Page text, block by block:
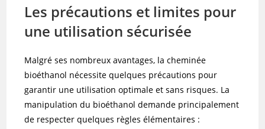
Les précautions et limites pour
une utilisation sécurisée
Malgré ses nombreux avantages, la cheminée
bioéthanol nécessite quelques précautions pour
garantir une utilisation optimale et sans risques. La
manipulation du bioéthanol demande principalement
de respecter quelques règles élémentaires :